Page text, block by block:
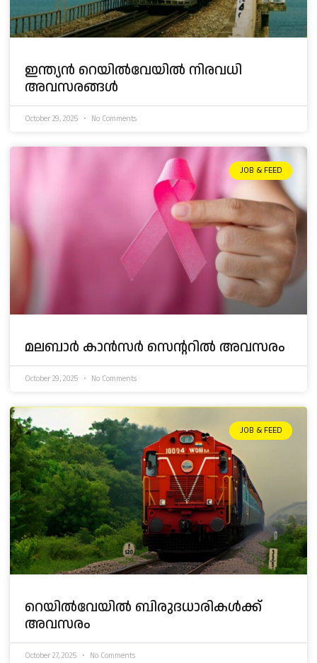
ഇന്ത്യൻ റെയിൽവേയിൽ നിരവധി
അവസരങ്ങൾ
October 29, 2025 No Comments
JOB & FEED
മലബാര്‍ കാന്‍സര്‍ സെന്ററിൽ അവസരം
October 29, 2025 No Comments
JOB & FEED
റെയിൽവേയിൽ ബിരുദധാരികൾക്ക്
അവസരം
October 27, 2025 No Comments